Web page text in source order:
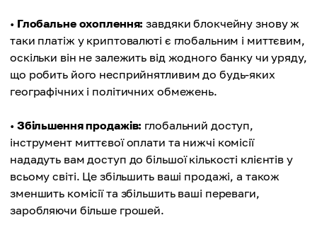
• Глобальне охоплення: завдяки блокчейну знову ж
таки платіж у криптовалюті є глобальним і миттєвим,
оскільки він не залежить від жодного банку чи уряду,
що робить його несприйнятливим до будь-яких
географічних і політичних обмежень.
• Збільшення продажів: глобальний доступ,
інструмент миттєвої оплати та нижчі комісії
нададуть вам доступ до більшої кількості клієнтів у
всьому світі. Це збільшить ваші продажі, а також
зменшить комісії та збільшить ваші переваги,
заробляючи більше грошей.